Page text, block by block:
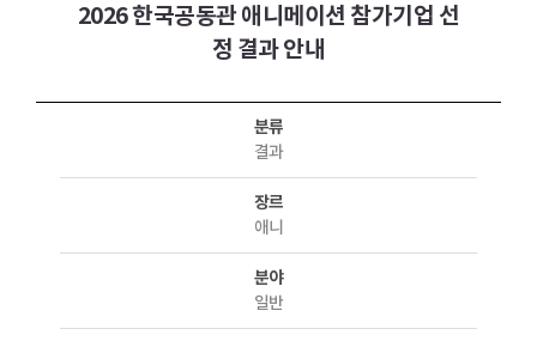
2026 한국공동관 애니메이션 참가기업 선
정 결과 안내
분류
결과
장르
애니
분야
일반